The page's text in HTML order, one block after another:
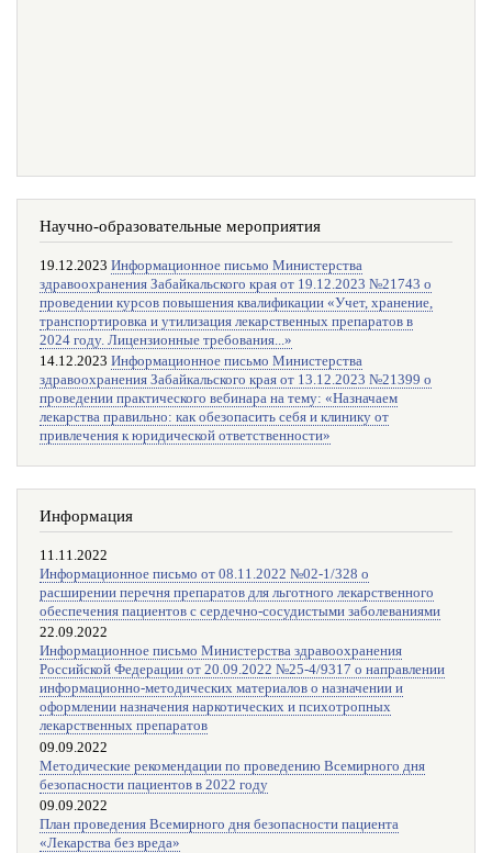
Научно-образовательные мероприятия
19.12.2023 Информационное письмо Министерства
здравоохранения Забайкальского края от 19.12.2023 №21743 о
проведении курсов повышения квалификации «Учет, хранение,
транспортировка и утилизация лекарственных препаратов в
2024 году. Лицензионные требования...»
14.12.2023 Информационное письмо Министерства
здравоохранения Забайкальского края от 13.12.2023 №21399 о
проведении практического вебинара на тему: «Назначаем
лекарства правильно: как обезопасить себя и клинику от
привлечения к юридической ответственности»
Информация
11.11.2022
Информационное письмо от 08.11.2022 №02-1/328 о
расширении перечня препаратов для льготного лекарственного
обеспечения пациентов с сердечно-сосудистыми заболеваниями
22.09.2022
Информационное письмо Министерства здравоохранения
Российской Федерации от 20.09.2022 №25-4/9317 о направлении
информационно-методических материалов о назначении и
оформлении назначения наркотических и психотропных
лекарственных препаратов
09.09.2022
Методические рекомендации по проведению Всемирного дня
безопасности пациентов в 2022 году
09.09.2022
План проведения Всемирного дня безопасности пациента
«Лекарства без вреда»